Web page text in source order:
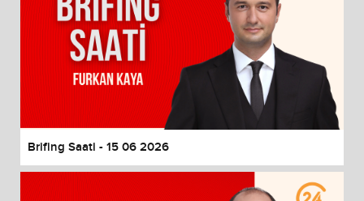
Brifing Saati - 15 06 2026